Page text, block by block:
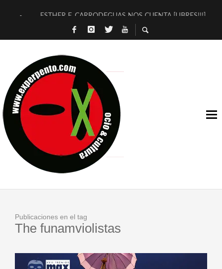
ESTHER F. CARRODEGUAS NOS CUENTA [LIBRES!!!]
[TERRA DE GUAPES] DE SANDRA MONFORT
TIMBRE 4, LA ESCUELA DEL DIRECTOR TEATRAL CLAUDIO
30 AÑOS (NO ES NADA) DE LA KATARSIS DEL TOMATAZO
MILITARES JUDÍAS EN #EXVITA
D’BALDOMEROS REINVENTAN [BITÁCORA 3.0] EN EXVITA
MARSHALL FLASH PRESENTA EN EXVITA [RELATIVA
JOFRE BARDAGÍ EN EXVITA INTERPRETANDO A SERRAT
Publicaciones en el tag
The funamviolistas